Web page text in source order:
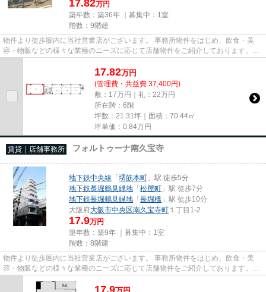
17.82万円
築年数：築36年 ｜募集中： 1室
階数：9階建
物件より徒歩圏内に当社営業店がございます。 事務所物件をはじめ、飲食・美
容・物販などの様々な業種のニーズに応じて店舗物件をご紹介しております。
尚、弊社ではおとり広告は一切...
17.82万円
(管理費・共益費 37,400円)
敷：17万円｜礼：22万円
所在階：6階
坪数：21.31坪｜面積：70.44㎡
坪単価： 0.84万円
賃貸｜店舗事務所 フォルトゥーナ南久宝寺
地下鉄中央線 「堺筋本町 」駅 徒歩5分
地下鉄長堀鶴見緑地 「松屋町 」駅 徒歩7分
地下鉄長堀鶴見緑地 「長堀橋 」駅 徒歩10分
大阪府大阪市中央区南久宝寺町 １丁目1-2
17.9万円
築年数：築9年 ｜募集中： 1室
階数：8階建
物件より徒歩圏内に当社営業店がございます。 事務所物件をはじめ、飲食・美
容・物販などの様々な業種のニーズに応じて店舗物件をご紹介しております。
尚、弊社ではおとり広告は一切...
17.9万円